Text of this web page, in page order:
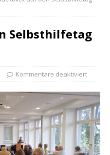
Selbsthilfetag
Kommentare deaktiviert